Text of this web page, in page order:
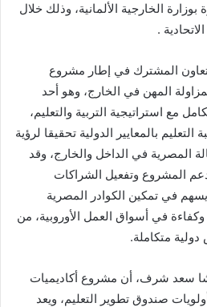
الخارجية الألمانية، وذلك خلال
.
المشترك في إطار مشروع
المهن في الخارج، وهو أحد
مع استراتيجية التربية والتعليم،
بالمعايير الدولية تحقيقا لرؤية
العمالة المصرية في الداخل والخارج، وقد
المشروع وتفعيل الشراكات
في تمكين الكوادر المصرية
في أسواق العمل الأوروبية، من
متكاملة.
سعد شرف، أن مشروع أكاديميات
صندوق تطوير التعليم، ويعد